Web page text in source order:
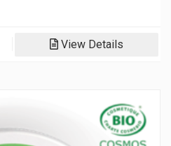
View Details